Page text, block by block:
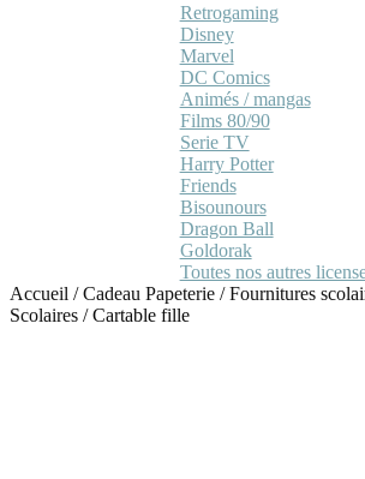
Retrogaming
Disney
Marvel
DC Comics
Animés / mangas
Films 80/90
Serie TV
Harry Potter
Friends
Bisounours
Dragon Ball
Goldorak
Toutes nos autres
Accueil /Cadeau Papeterie /Fournitures
Scolaires /Cartable fille